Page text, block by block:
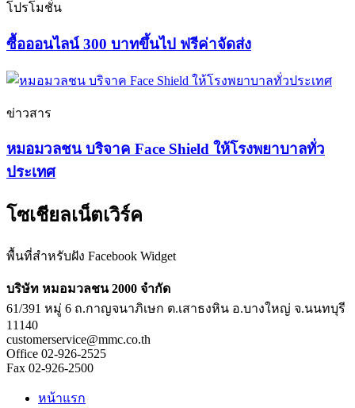
โปรโมชั่น
ซื้อออนไลน์ 300 บาทขึ้นไป ฟรีค่าจัดส่ง
ข่าวสาร
หมอมวลชน บริจาค Face Shield ให้โรงพยาบาลทั่ว
ประเทศ
โซเชียลเน็ตเวิร์ค
พื้นที่สำหรับฝัง Facebook Widget
บริษัท หมอมวลชน 2000 จำกัด
61/391 หมู่ 6 ถ.กาญจนาภิเษก ต.เสาธงหิน อ.บางใหญ่ จ.นนทบุรี
11140
customerservice@mmc.co.th
Office 02-926-2525
Fax 02-926-2500
หน้าแรก